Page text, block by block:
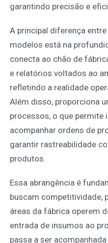
garantindo precisão e
A principal diferença entre
modelos está na
conecta ao chão de
e relatórios voltados ao
refletindo a realidade
Além disso, proporciona
processos, o que permite
acompanhar ordens de
garantir rastreabilidade
produtos.
Essa abrangência é
buscam competitividade,
áreas da fábrica operem
entrada de insumos ao
passa a ser